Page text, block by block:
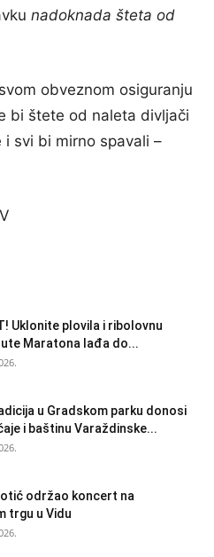
nadoknada šteta od
obveznom osiguranju
bi štete od naleta divljači
svi bi mirno spavali –
Uklonite plovila i ribolovnu
Maratona lađa do...
u Gradskom parku donosi
i baštinu Varaždinske...
održao koncert na
trgu u Vidu